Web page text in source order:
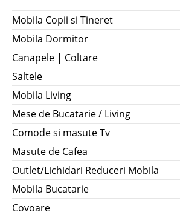
Mobila Copii si Tineret
Mobila Dormitor
Canapele | Coltare
Saltele
Mobila Living
Mese de Bucatarie / Living
Comode si masute Tv
Masute de Cafea
Outlet/Lichidari Reduceri Mobila
Mobila Bucatarie
Covoare